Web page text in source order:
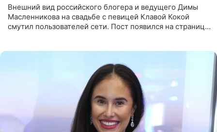
Внешний вид российского блогера и ведущего Димы
Масленникова на свадьбе с певицей Клавой Кокой
смутил пользователей сети. Пост появился на странице